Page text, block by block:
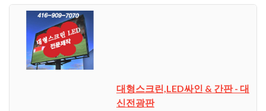
대형스크린,LED싸인 & 간판 - 대
신전광판